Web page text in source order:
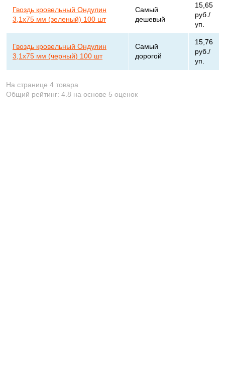
Гвоздь кровельный Ондулин
3,1х75 мм (зеленый) 100 шт
Самый
дешевый
15,65
руб./
уп.
Гвоздь кровельный Ондулин
3,1х75 мм (черный) 100 шт
Самый
дорогой
15,76
руб./
уп.
На странице 4 товара
Общий рейтинг: 4.8 на основе 5 оценок